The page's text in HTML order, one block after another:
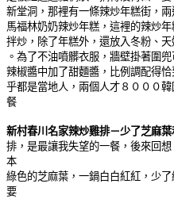
新堂洞，那裡有一條辣炒年糕街，
馬福林奶奶辣炒年糕，這裡的辣炒
拌炒，除了年糕外，還放入冬粉、
。為了不油噴髒衣服，牆壁掛著圍
辣椒醬中加了甜麵醬，比例調配得
乎都是當地人，兩個人才８０００
餐
新村春川名家辣炒雞排－少了芝麻葉
排，是最讓我失望的一餐，後來回
本
綠色的芝麻葉，一鍋白白紅紅，少
要